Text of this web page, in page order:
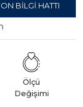
BILGI HATTI
Ölçü
Değişimi